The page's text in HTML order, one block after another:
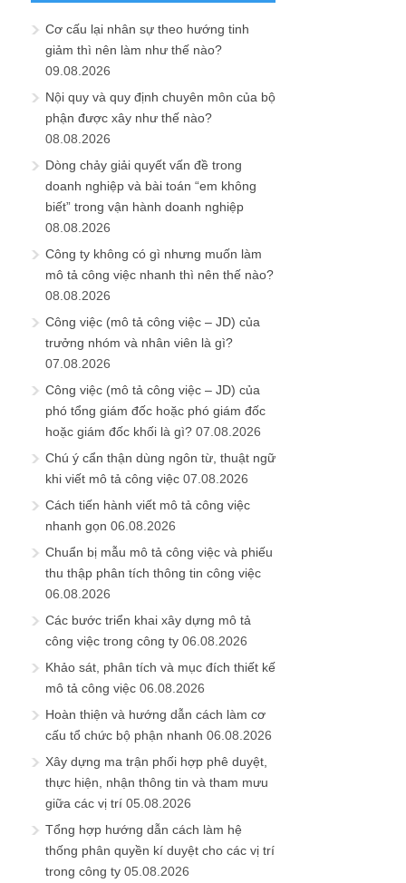
Cơ cấu lại nhân sự theo hướng tinh
giảm thì nên làm như thế nào?
09.08.2026
Nội quy và quy định chuyên môn của bộ
phận được xây như thế nào?
08.08.2026
Dòng chảy giải quyết vấn đề trong
doanh nghiệp và bài toán “em không
biết” trong vận hành doanh nghiệp
08.08.2026
Công ty không có gì nhưng muốn làm
mô tả công việc nhanh thì nên thế nào?
08.08.2026
Công việc (mô tả công việc – JD) của
trưởng nhóm và nhân viên là gì?
07.08.2026
Công việc (mô tả công việc – JD) của
phó tổng giám đốc hoặc phó giám đốc
hoặc giám đốc khối là gì? 07.08.2026
Chú ý cẩn thận dùng ngôn từ, thuật ngữ
khi viết mô tả công việc 07.08.2026
Cách tiến hành viết mô tả công việc
nhanh gọn 06.08.2026
Chuẩn bị mẫu mô tả công việc và phiếu
thu thập phân tích thông tin công việc
06.08.2026
Các bước triển khai xây dựng mô tả
công việc trong công ty 06.08.2026
Khảo sát, phân tích và mục đích thiết kế
mô tả công việc 06.08.2026
Hoàn thiện và hướng dẫn cách làm cơ
cấu tổ chức bộ phận nhanh 06.08.2026
Xây dựng ma trận phối hợp phê duyệt,
thực hiện, nhận thông tin và tham mưu
giữa các vị trí 05.08.2026
Tổng hợp hướng dẫn cách làm hệ
thống phân quyền kí duyệt cho các vị trí
trong công ty 05.08.2026